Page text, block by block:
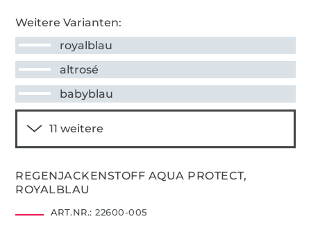
Weitere Varianten:
royalblau
altrosé
babyblau
REGENJACKENSTOFF AQUA PROTECT,
ROYALBLAU
ART.NR.: 22600-005